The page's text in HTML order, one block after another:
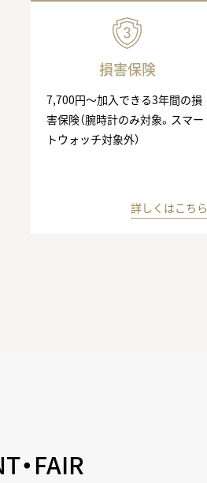
損害保険
7,700円〜加入できる3年間の損
害保険（腕時計のみ対象。スマー
トウォッチ対象外）
詳しくはこちら
・FAIR